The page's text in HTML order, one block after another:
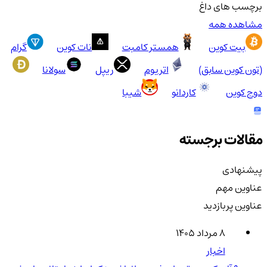
برچسب های داغ
مشاهده همه
بیت کوین
همستر کامبت نات کوین
گرام
(تون کوین سابق)
اتریوم ریپل
سولانا
دوج کوین
کاردانو شیبا
مقالات برجسته
پیشنهادی
عناوین مهم
عناوین پربازدید
۸ مرداد ۱۴۰۵
اخبار